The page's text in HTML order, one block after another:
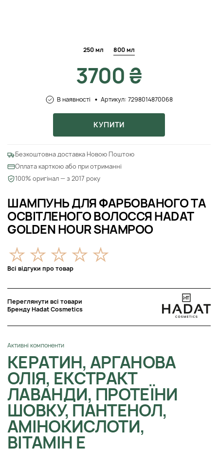
ШАМПУНЬ ДЛЯ ФАРБОВАНОГО ТА
ОСВІТЛЕНОГО ВОЛОССЯ HADAT
GOLDEN HOUR SHAMPOO
Всі відгуки про товар
Переглянути всі товари
Бренду Hadat Cosmetics
Активні компоненти
КЕРАТИН, АРГАНОВА
ОЛІЯ, ЕКСТРАКТ
ЛАВАНДИ, ПРОТЕЇНИ
ШОВКУ, ПАНТЕНОЛ,
АМІНОКИСЛОТИ,
ВІТАМІН E
250 мл 800 мл
3700 ₴
В наявності Артикул: 7298014870068
КУПИТИ
Безкоштовна доставка Новою Поштою
Оплата карткою або при отриманні
100% оригінал — з 2017 року